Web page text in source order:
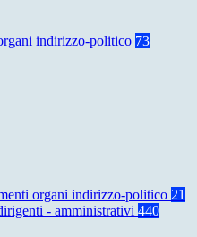
indirizzo-politico 73
organi indirizzo-politico 21
- amministrativi 440